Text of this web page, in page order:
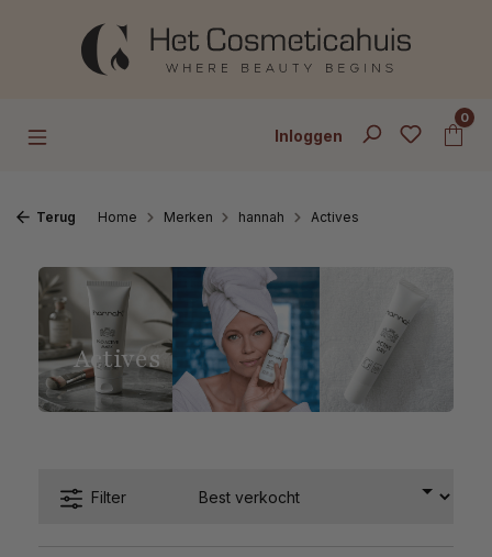
Ga naar de hoofdinhoud
Inloggen
0
Terug Home Merken hannah Actives
Actives
Filter